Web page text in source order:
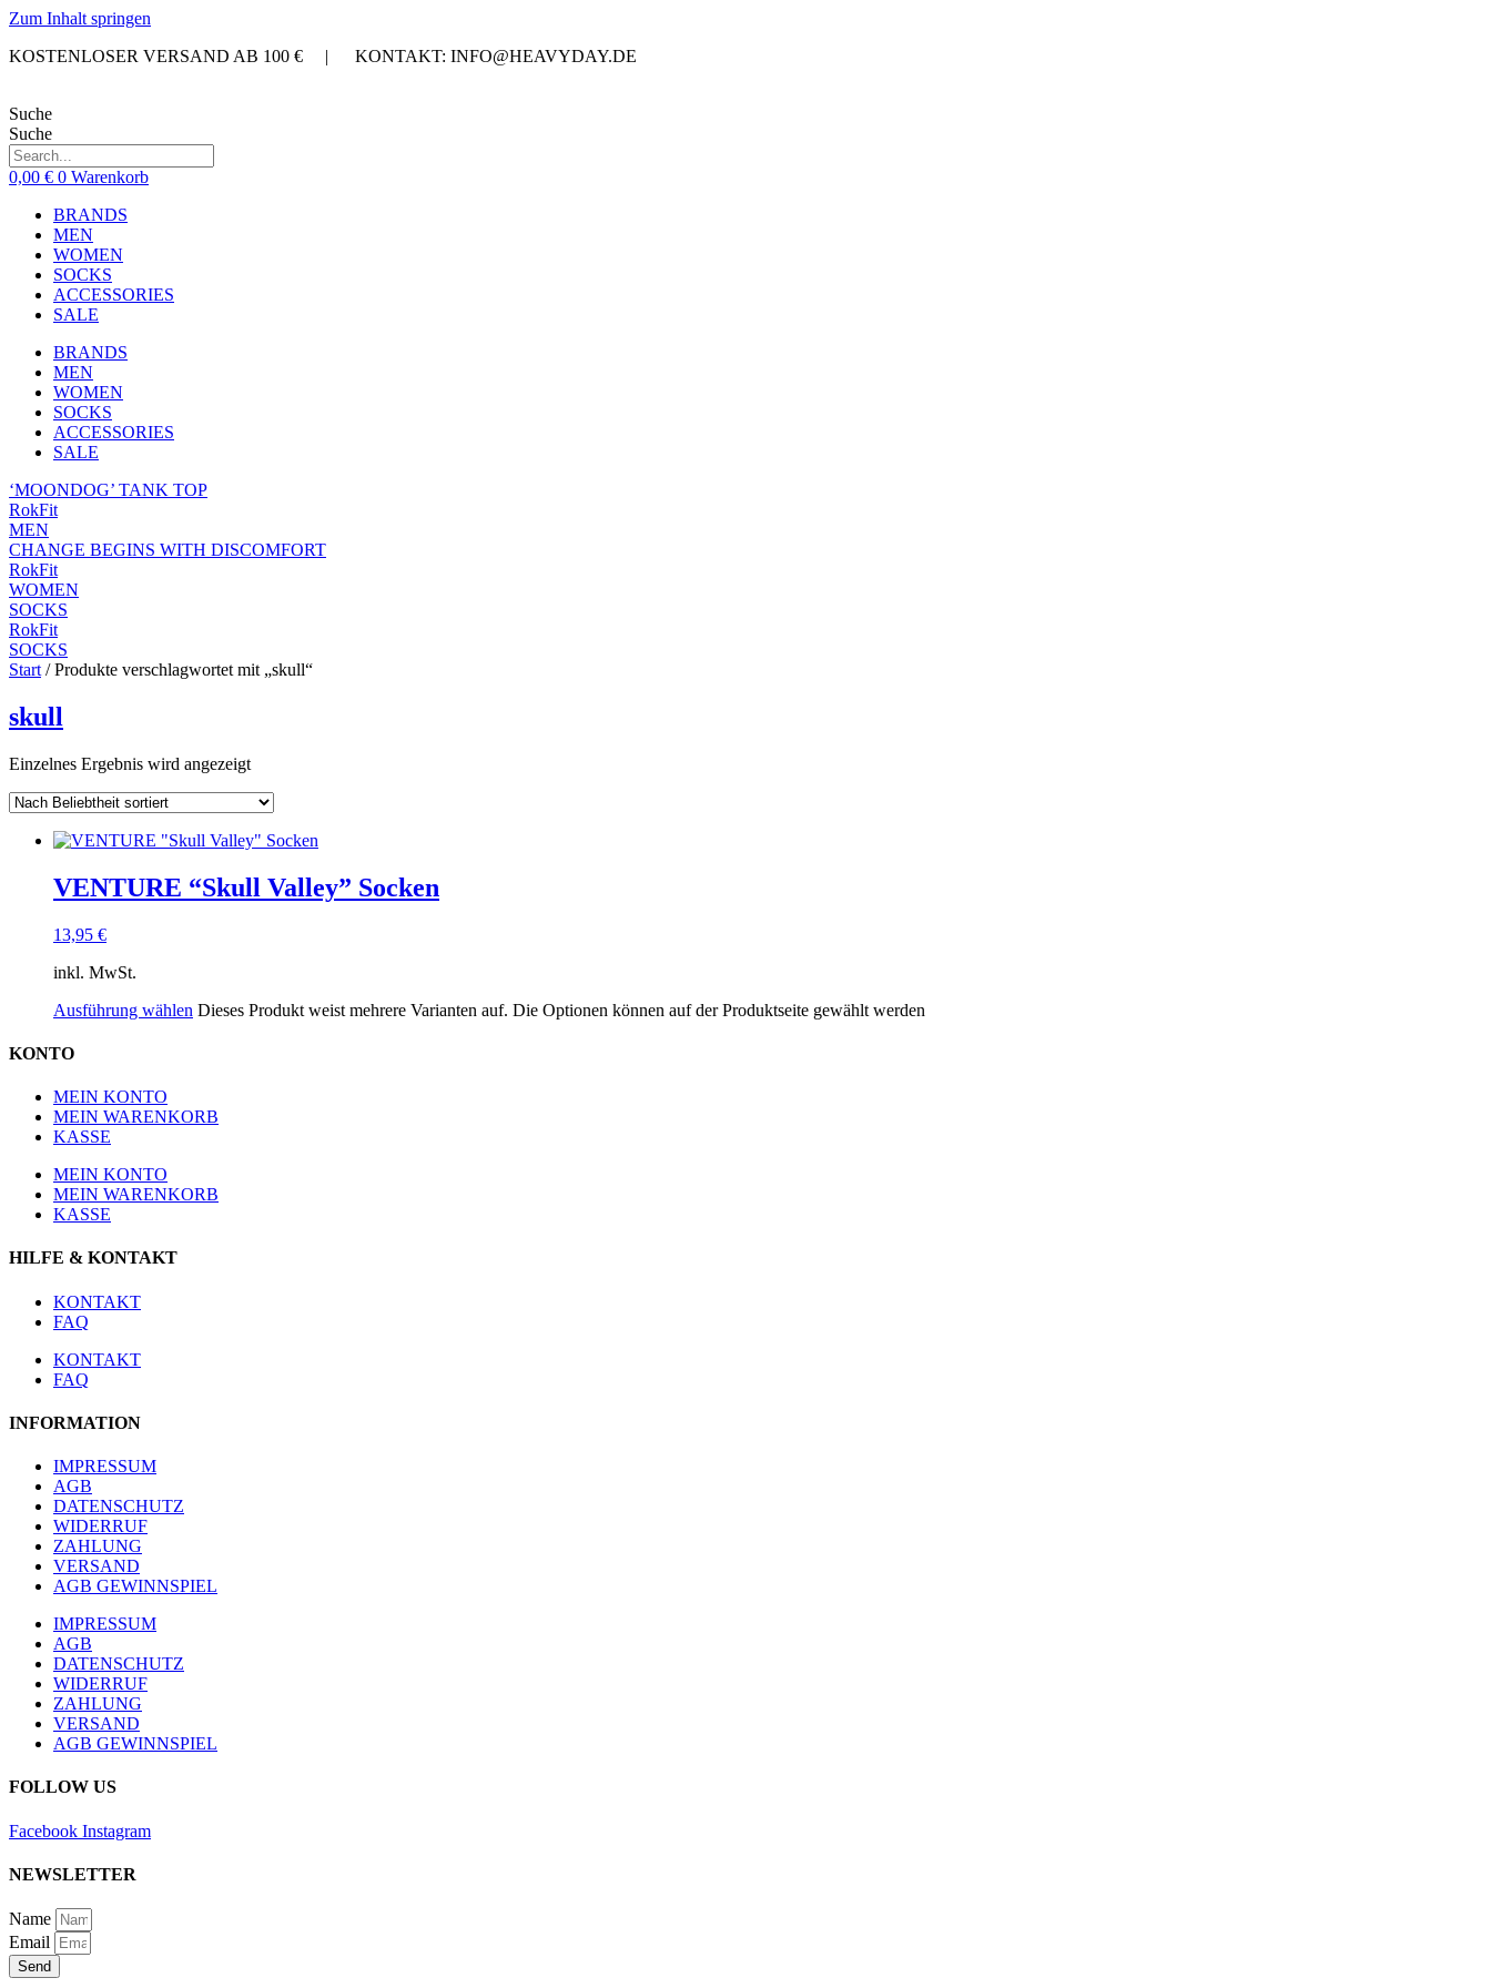
Zum Inhalt springen
KOSTENLOSER VERSAND AB 100 € | KONTAKT: INFO@HEAVYDAY.DE
Suche
Suche
0,00 € 0 Warenkorb
BRANDS
MEN
WOMEN
SOCKS
ACCESSORIES
SALE
BRANDS
MEN
WOMEN
SOCKS
ACCESSORIES
SALE
‘MOONDOG’ TANK TOP
RokFit
MEN
CHANGE BEGINS WITH DISCOMFORT
RokFit
WOMEN
SOCKS
RokFit
SOCKS
Start / Produkte verschlagwortet mit „skull“
skull
Einzelnes Ergebnis wird angezeigt
VENTURE “Skull Valley” Socken
13,95 €
inkl. MwSt.
Ausführung wählen Dieses Produkt weist mehrere Varianten auf. Die Optionen können auf der Produktseite gewählt werden
KONTO
MEIN KONTO
MEIN WARENKORB
KASSE
MEIN KONTO
MEIN WARENKORB
KASSE
HILFE & KONTAKT
KONTAKT
FAQ
KONTAKT
FAQ
INFORMATION
IMPRESSUM
AGB
DATENSCHUTZ
WIDERRUF
ZAHLUNG
VERSAND
AGB GEWINNSPIEL
IMPRESSUM
AGB
DATENSCHUTZ
WIDERRUF
ZAHLUNG
VERSAND
AGB GEWINNSPIEL
FOLLOW US
Facebook Instagram
NEWSLETTER
Name
Email
Send